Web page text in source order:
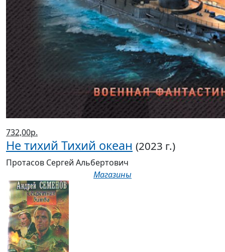
732,00р.
Не тихий Тихий океан (2023 г.)
Протасов Сергей Альбертович
Магазины